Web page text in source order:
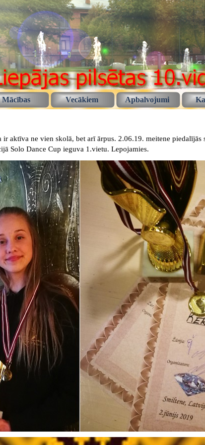
Mācības Vecākiem Apbalvojumi
aktīva ne vien skolā, bet arī ārpus. 2.06.19. meitene piedalījās
Solo Dance Cup ieguva 1.vietu. Lepojamies.